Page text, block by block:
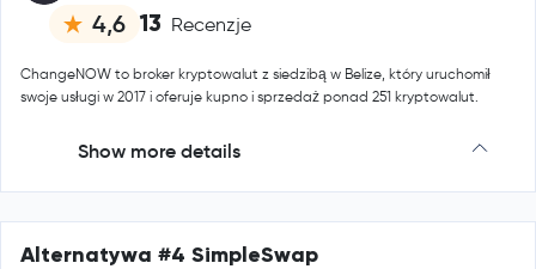
4,6 13 Recenzje
ChangeNOW to broker kryptowalut z siedzibą w Belize, który uruchomił
swoje usługi w 2017 i oferuje kupno i sprzedaż ponad 251 kryptowalut.
Show more details
Alternatywa #4 SimpleSwap